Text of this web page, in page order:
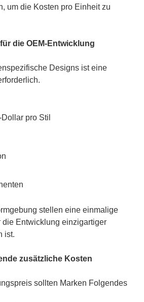
um die Kosten pro Einheit zu
die OEM-Entwicklung
Designs ist eine
pro Stil
stellen eine einmalige
die Entwicklung einzigartiger
ist.
zusätzliche Kosten
sollten Marken Folgendes